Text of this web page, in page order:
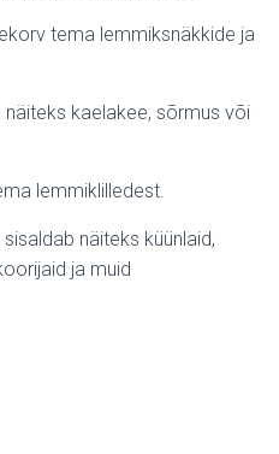
tema lemmiksnäkkide ja
kaelakee, sõrmus või
lemmiklilledest.
näiteks küünlaid,
ja muid